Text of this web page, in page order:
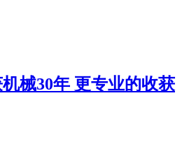
械30年 更专业的收获